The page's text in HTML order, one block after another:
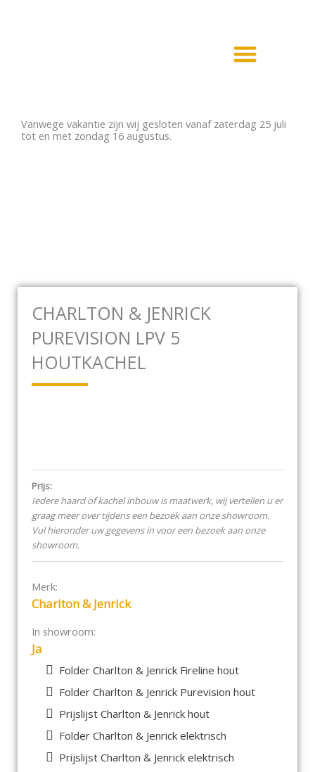
Vanwege vakantie zijn wij gesloten vanaf zaterdag 25 juli
tot en met zondag 16 augustus.
CHARLTON & JENRICK
PUREVISION LPV 5
HOUTKACHEL
Prijs:
Iedere haard of kachel inbouw is maatwerk, wij vertellen u er
graag meer over tijdens een bezoek aan onze showroom.
Vul hieronder uw gegevens in voor een bezoek aan onze
showroom.
Merk:
Charlton & Jenrick
In showroom:
Ja
Folder Charlton & Jenrick Fireline hout
Folder Charlton & Jenrick Purevision hout
Prijslijst Charlton & Jenrick hout
Folder Charlton & Jenrick elektrisch
Prijslijst Charlton & Jenrick elektrisch